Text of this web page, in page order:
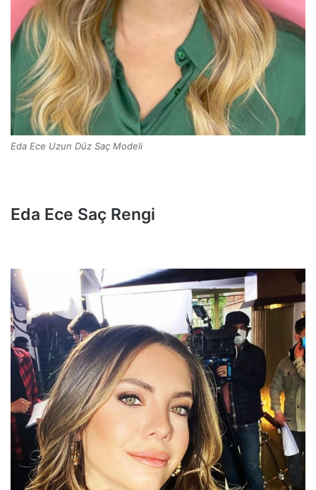
Eda Ece Uzun Düz Saç Modeli
Eda Ece Saç Rengi